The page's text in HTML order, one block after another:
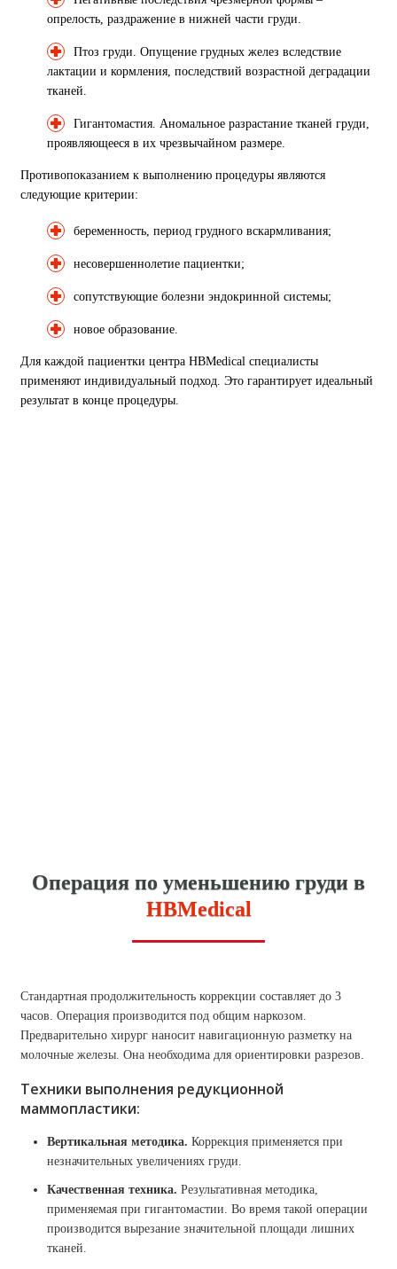
опрелость, раздражение в нижней части груди.
Птоз груди. Опущение грудных желез вследствие
лактации и кормления, последствий возрастной деградации
тканей.
Гигантомастия. Аномальное разрастание тканей груди,
проявляющееся в их чрезвычайном размере.
Противопоказанием к выполнению процедуры являются
следующие критерии:
беременность, период грудного вскармливания;
несовершеннолетие пациентки;
сопутствующие болезни эндокринной системы;
новое образование.
Для каждой пациентки центра HBMedical специалисты
применяют индивидуальный подход. Это гарантирует идеальный
результат в конце процедуры.
Операция по уменьшению груди в
HBMedical
Стандартная продолжительность коррекции составляет до 3
часов. Операция производится под общим наркозом.
Предварительно хирург наносит навигационную разметку на
молочные железы. Она необходима для ориентировки разрезов.
Техники выполнения редукционной
маммопластики:
Вертикальная методика. Коррекция применяется при
незначительных увеличениях груди.
Качественная техника. Результативная методика,
применяемая при гигантомастии. Во время такой операции
производится вырезание значительной площади лишних
тканей.